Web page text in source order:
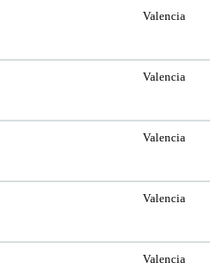
Valencia
Valencia
Valencia
Valencia
Valencia